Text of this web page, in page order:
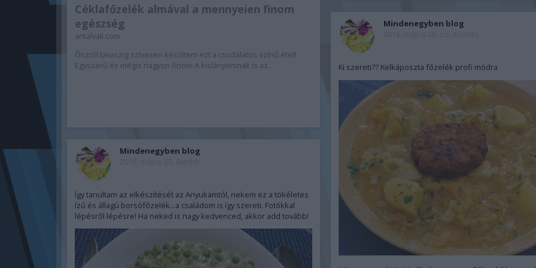
Céklafőzelék almával a mennyeien finom
egészség
antalvali.com
Ősztől tavaszig szívesen készítem ezt a csodálatos színű ételt
Egyszerű és mégis nagyon finom A kislányomnak is az...
Mindenegyben blog
Ki szereti?? Kelkáposzta főzelék profi módra
Mindenegyben blog
Így tanultam az elkészítését az Anyukámtól, nekem ez a tökéletes
ízű és állagú borsófőzelék...a családom is így szereti. Fotókkal
lépésről lépésre! Ha neked is nagy kedvenced, akkor add tovább!